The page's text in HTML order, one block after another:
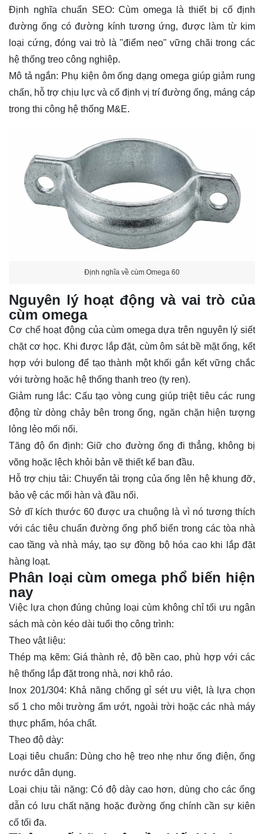
Định nghĩa chuẩn SEO: Cùm omega là thiết bị cố định
đường ống có đường kính tương ứng, được làm từ kim
loại cứng, đóng vai trò là "điểm neo" vững chãi trong các
hệ thống treo công nghiệp.
Mô tả ngắn: Phụ kiện ômốngdạng omega giúp giảm rung
chấn, hỗ trợ chịu lực và cố định vị trí đường ống, máng cáp
trong thi công hệ thống M&E.
Định nghĩa về cùm Omega 60
Nguyên lý hoạt động và vai trò của
cùm omega
Cơ chế hoạt động của cùm omega dựa trên nguyên lý siết
chặt cơ học. Khi được lắp đặt, cùm ôm sát bề mặt ống, kết
hợp với bulong để tạo thành một khối gắn kết vững chắc
với tường hoặc hệ thống thanh treo (ty ren).
Giảm rung lắc: Cấu tạo vòng cung giúp triệt tiêu các rung
động từ dòng chảy bên trong ống, ngăn chặn hiện tượng
lỏng lẻo mối nối.
Tăng độ ổn định: Giữ cho đường ống đi thẳng, không bị
võng hoặc lệch khỏi bản vẽ thiết kế ban đầu.
Hỗ trợ chịu tải: Chuyển tải trọng của ống lên hệ khung đỡ,
bảo vệ các mối hàn và đầu nối.
Sở dĩ kích thước 60 được ưa chuộng là vì nó tương thích
với các tiêu chuẩn đường ống phổ biến trong các tòa nhà
cao tầng và nhà máy, tạo sự đồng bộ hóa cao khi lắp đặt
hàng loạt.
Phân loại cùm omega phổ biến hiện
nay
Việc lựa chọn đúng chủng loại cùm không chỉ tối ưu ngân
sách mà còn kéo dài tuổi thọ công trình:
Theo vật liệu:
Thép mạ kẽm: Giá thành rẻ, độ bền cao, phù hợp với các
hệ thống lắp đặt trong nhà, nơi khô ráo.
Inox 201/304: Khả năng chống gỉ sét ưu việt, là lựa chọn
số 1 cho môi trường ẩm ướt, ngoài trời hoặc các nhà máy
thực phẩm, hóa chất.
Theo độ dày:
Loại tiêu chuẩn: Dùng cho hệ treo nhẹ như ống điện, ống
nước dân dụng.
Loại chịu tải nặng: Có độ dày cao hơn, dùng cho các ống
dẫn có lưu chất nặng hoặc đường ống chính cần sự kiên
cố tối đa.